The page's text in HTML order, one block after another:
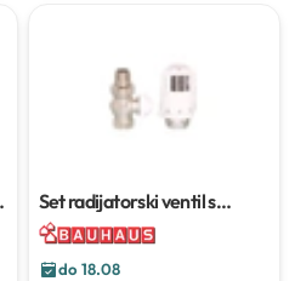
Set radijatorski ventil s
termostatskom glavom
do 18.08